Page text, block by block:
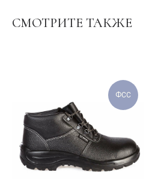
СМОТРИТЕ ТАКЖЕ
ФСС